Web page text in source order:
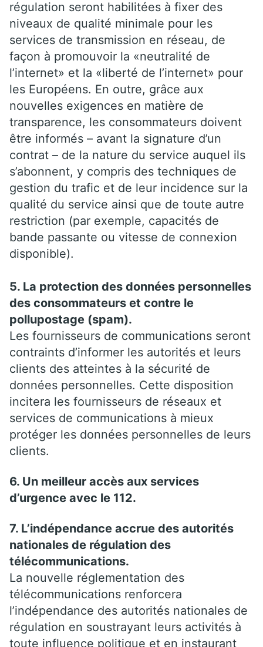
régulation seront habilitées à fixer des
niveaux de qualité minimale pour les
services de transmission en réseau, de
façon à promouvoir la «neutralité de
l’internet» et la «liberté de l’internet» pour
les Européens. En outre, grâce aux
nouvelles exigences en matière de
transparence, les consommateurs doivent
être informés – avant la signature d’un
contrat – de la nature du service auquel ils
s’abonnent, y compris des techniques de
gestion du trafic et de leur incidence sur la
qualité du service ainsi que de toute autre
restriction (par exemple, capacités de
bande passante ou vitesse de connexion
disponible).
5. La protection des données personnelles
des consommateurs et contre le
pollupostage (spam).
Les fournisseurs de communications seront
contraints d’informer les autorités et leurs
clients des atteintes à la sécurité de
données personnelles. Cette disposition
incitera les fournisseurs de réseaux et
services de communications à mieux
protéger les données personnelles de leurs
clients.
6. Un meilleur accès aux services
d’urgence avec le 112.
7. L’indépendance accrue des autorités
nationales de régulation des
télécommunications.
La nouvelle réglementation des
télécommunications renforcera
l’indépendance des autorités nationales de
régulation en soustrayant leurs activités à
toute influence politique et en instaurant